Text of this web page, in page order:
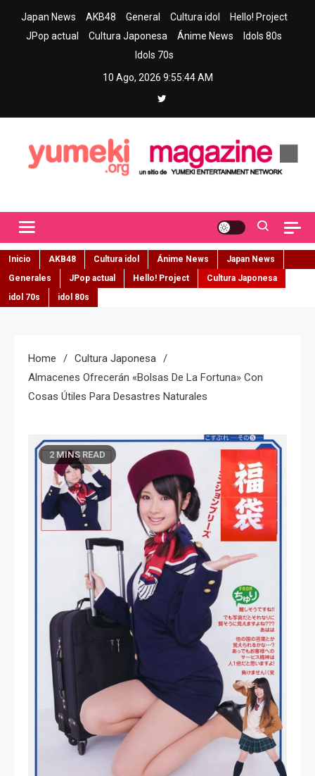
Japan News AKB48 General Cultura idol
Hello! Project
JPop actual
Cultura Japonesa Ánime News
Idols 80s
Idols 70s
10 Ago, 2026 9:55:46 AM
Inicio AKB48 Cultura idol Ánime News
Japan News
Generales
JPop actual Hello! Project
Cultura Japonesa
idol 70s
idol 80s
Home
Cultura Japonesa
Almacenes Ofrecerán «bolsas De La Fortuna» Con
Cosas Útiles Para Desastres Naturales
2 MINS READ